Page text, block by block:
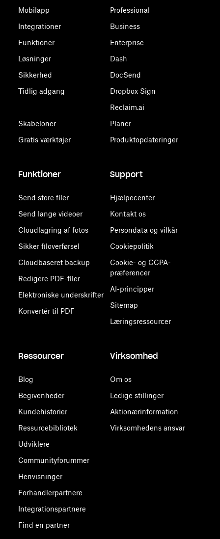
Mobilapp
Integrationer
Funktioner
Løsninger
Sikkerhed
Tidlig adgang
Skabeloner
Gratis værktøjer
Professional
Business
Enterprise
Dash
DocSend
Dropbox Sign
Reclaim.ai
Planer
Produktopdateringer
Funktioner
Send store filer
Send lange videoer
Cloudlagring af fotos
Sikker filoverførsel
Cloudbaseret backup
Redigere PDF-filer
Elektroniske underskrifter
Konvertér til PDF
Support
Hjælpecenter
Kontakt os
Persondata og vilkår
Cookiepolitik
Cookie- og CCPA-
præferencer
AI-principper
Sitemap
Læringsressourcer
Ressourcer
Blog
Begivenheder
Kundehistorier
Ressurcebibliotek
Udviklere
Communityforummer
Henvisninger
Forhandlerpartnere
Integrationspartnere
Find en partner
Virksomhed
Om os
Ledige stillinger
Aktionærinformation
Virksomhedens ansvar